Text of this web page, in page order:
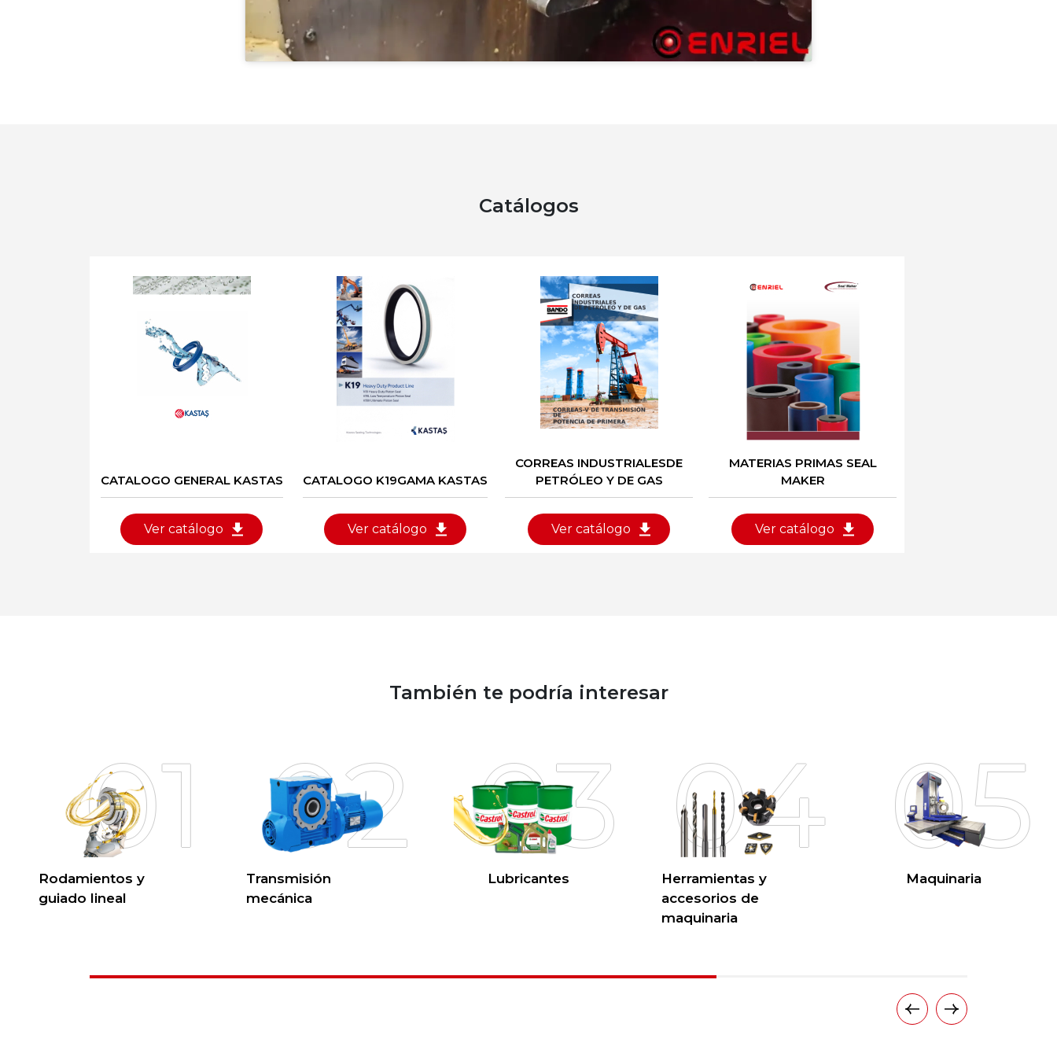
Catálogos
CATALOGO GENERAL KASTAS
Ver catálogo
CATALOGO K19GAMA KASTAS
Ver catálogo
CORREAS INDUSTRIALESDE
PETRÓLEO Y DE GAS
Ver catálogo
MATERIAS PRIMAS SEAL
MAKER
Ver catálogo
También te podría interesar
01
Rodamientos y
guiado lineal
02
Transmisión
mecánica
03
Lubricantes
04
Herramientas y
accesorios de
maquinaria
05
Maquinaria